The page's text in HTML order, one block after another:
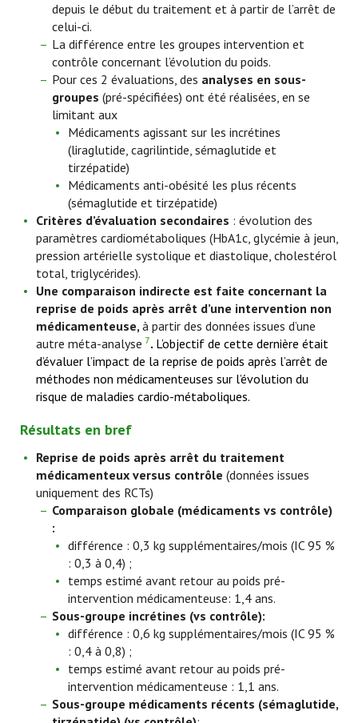
depuis le début du traitement et à partir de l’arrêt de
celui-ci.
La différence entre les groupes intervention et
contrôle concernant l’évolution du poids.
Pour ces 2 évaluations, des analyses en sous-
groupes (pré-spécifiées) ont été réalisées, en se
limitant aux
Médicaments agissant sur les incrétines
(liraglutide, cagrilintide, sémaglutide et
tirzépatide)
Médicaments anti-obésité les plus récents
(sémaglutide et tirzépatide)
Critères d’évaluation secondaires : évolution des
paramètres cardiométaboliques (HbA1c, glycémie à jeun,
pression artérielle systolique et diastolique, cholestérol
total, triglycérides).
Une comparaison indirecte est faite concernant la
reprise de poids après arrêt d’une intervention non
médicamenteuse, à partir des données issues d’une
autre méta-analyse 7. L’objectif de cette dernière était
d’évaluer l’impact de la reprise de poids après l’arrêt de
méthodes non médicamenteuses sur l’évolution du
risque de maladies cardio-métaboliques.
Résultats en bref
Reprise de poids après arrêt du traitement
médicamenteux versus contrôle (données issues
uniquement des RCTs)
Comparaison globale (médicaments vs contrôle)
:
différence : 0,3 kg supplémentaires/mois (IC 95 %
: 0,3 à 0,4) ;
temps estimé avant retour au poids pré-
intervention médicamenteuse: 1,4 ans.
Sous-groupe incrétines (vs contrôle):
différence : 0,6 kg supplémentaires/mois (IC 95 %
: 0,4 à 0,8) ;
temps estimé avant retour au poids pré-
intervention médicamenteuse : 1,1 ans.
Sous-groupe médicaments récents (sémaglutide,